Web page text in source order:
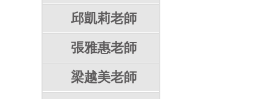
邱凱莉老師
張雅惠老師
梁越美老師